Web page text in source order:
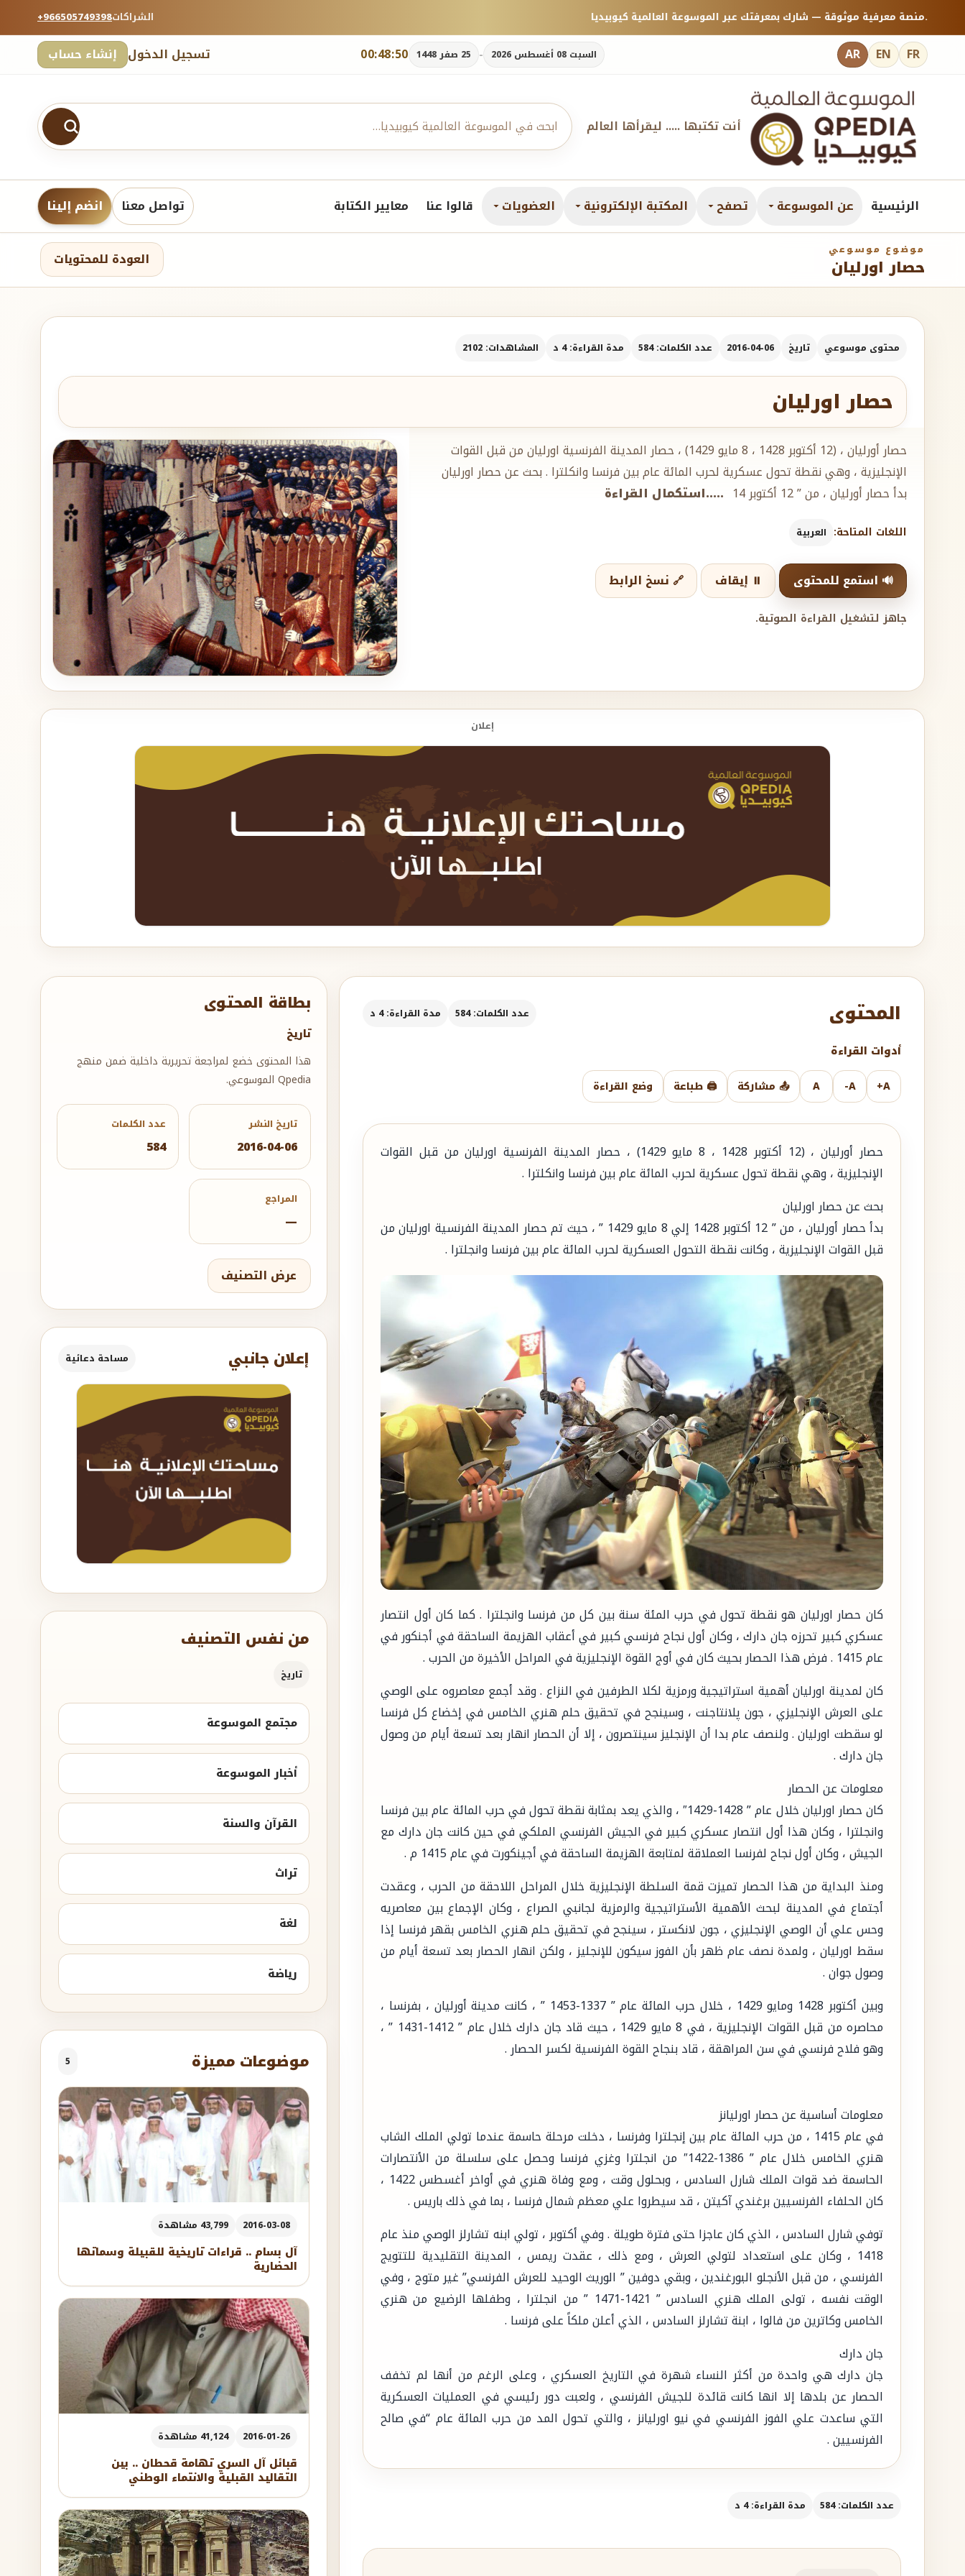
+966505749398الشراكات منصة معرفية موثوقة — شارك بمعرفتك عبر الموسوعة العالمية كيوبيديا.
تسجيل الدخول إنشاء حساب 00:48:51 السبت 08 أغسطس 2026 - 25 صفر 1448 AR EN FR
أنت تكتبها ..... ليقرأها العالم
الرئيسية عن الموسوعة تصفح المكتبة الإلكترونية العضويات قالوا عنا معايير الكتابة تواصل معنا انضم إلينا
موضوع موسوعي
حصار اورليان العودة للمحتويات
محتوى موسوعي تاريخ 2016-04-06 عدد الكلمات: 584 مدة القراءة: 4 د المشاهدات: 2102
حصار اورليان
حصار أورليان ، (12 أكتوبر 1428 ، 8 مايو 1429) ، حصار المدينة الفرنسية اورليان من قبل القوات
الإنجليزية ، وهي نقطة تحول عسكرية لحرب المائة عام بين فرنسا وانكلترا . بحث عن حصار اورليان
بدأ حصار أورليان ، من ” 12 أكتوبر 14
.....استكمال القراءة
اللغات المتاحة: العربية
🔊 استمع للمحتوى ⏸️ إيقاف 🔗 نسخ الرابط
جاهز لتشغيل القراءة الصوتية.
إعلان
بطاقة المحتوى
تاريخ
هذا المحتوى خضع لمراجعة تحريرية داخلية ضمن منهج
Qpedia الموسوعي.
تاريخ النشر
2016-04-06
عدد الكلمات
584
المراجع
—
عرض التصنيف
إعلان جانبي مساحة دعائية
من نفس التصنيف
تاريخ
مجتمع الموسوعة
أخبار الموسوعة
القرآن والسنة
تراث
لغة
رياضة
موضوعات مميزة 5
2016-03-08 43,799 مشاهدة
آل بسام .. قراءات تاريخية للقبيلة وسماتها
الحضارية
2016-01-26 41,124 مشاهدة
قبائل آل السري تهامة قحطان .. بين
التقاليد القبلية والانتماء الوطني
المحتوى عدد الكلمات: 584 مدة القراءة: 4 د
أدوات القراءة
A+
A-
A 📤 مشاركة 🖨️ طباعة وضع القراءة
حصار أورليان ، (12 أكتوبر 1428 ، 8 مايو 1429) ، حصار المدينة الفرنسية اورليان من قبل القوات
الإنجليزية ، وهي نقطة تحول عسكرية لحرب المائة عام بين فرنسا وانكلترا .
بحث عن حصار اورليان
بدأ حصار أورليان ، من ” 12 أكتوبر 1428 إلي 8 مايو 1429 ” ، حيث تم حصار المدينة الفرنسية اورليان من
قبل القوات الإنجليزية ، وكانت نقطة التحول العسكرية لحرب المائة عام بين فرنسا وانجلترا .
كان حصار اورليان هو نقطة تحول في حرب المئة سنة بين كل من فرنسا وانجلترا . كما كان أول انتصار
عسكري كبير تحرزه جان دارك ، وكان أول نجاح فرنسي كبير في أعقاب الهزيمة الساحقة في أجنكور في
عام 1415 . فرض هذا الحصار بحيث كان في أوج القوة الإنجليزية في المراحل الأخيرة من الحرب .
كان لمدينة اورليان أهمية استراتيجية ورمزية لكلا الطرفين في النزاع . وقد أجمع معاصروه على الوصي
على العرش الإنجليزي ، جون پلانتاجنت ، وسينجح في تحقيق حلم هنري الخامس في إخضاع كل فرنسا
لو سقطت اورليان . ولنصف عام بدا أن الإنجليز سينتصرون ، إلا أن الحصار انهار بعد تسعة أيام من وصول
جان دارك .
معلومات عن الحصار
كان حصار اورليان خلال عام ” 1428-1429″ ، والذي يعد بمثابة نقطة تحول في حرب المائة عام بين فرنسا
وانجلترا ، وكان هذا أول انتصار عسكري كبير في الجيش الفرنسي الملكي في حين كانت جان دارك مع
الجيش ، وكان أول نجاح لفرنسا العملاقة لمتابعة الهزيمة الساحقة في أجينكورت في عام 1415 م .
ومنذ البداية من هذا الحصار تميزت قمة السلطة الإنجليزية خلال المراحل اللاحقة من الحرب ، وعقدت
أجتماع في المدينة لبحث الأهمية الأستراتيجية والرمزية لجانبي الصراع ، وكان الإجماع بين معاصريه
وحس علي أن الوصي الإنجليزي ، جون لانكستر ، سينجح في تحقيق حلم هنري الخامس بقهر فرنسا إذا
سقط اورليان ، ولمدة نصف عام ظهر بأن الفوز سيكون للإنجليز ، ولكن انهار الحصار بعد تسعة أيام من
وصول جوان .
وبين أكتوبر 1428 ومايو 1429 ، خلال حرب المائة عام ” 1337-1453 ” ، كانت مدينة أورليان ، بفرنسا ،
محاصره من قبل القوات الإنجليزية ، في 8 مايو 1429 ، حيث قاد جان دارك خلال عام ” 1412-1431 ” ،
وهو فلاح فرنسي في سن المراهقة ، قاد بنجاح القوة الفرنسية لكسر الحصار .
معلومات أساسية عن حصار اورليانز
في عام 1415 ، من حرب المائة عام بين إنجلترا وفرنسا ، دخلت مرحلة حاسمة عندما تولي الملك الشاب
هنري الخامس خلال عام ” 1386-1422″ من انجلترا وغزي فرنسا وحصل على سلسلة من الأنتصارات
الحاسمة ضد قوات الملك شارل السادس ، وبحلول وقت ، ومع وفاة هنري في أواخر أغسطس 1422 ،
كان الحلفاء الفرنسيين برغندي آكيتن ، قد سيطروا علي معظم شمال فرنسا ، بما في ذلك باريس .
توفي شارل السادس ، الذي كان عاجزا حتى فترة طويلة . وفي أكتوبر ، تولي ابنه تشارلز الوصي منذ عام
1418 ، وكان على استعداد لتولي العرش ، ومع ذلك ، عقدت ريمس ، المدينة التقليدية للتتويج
الفرنسي ، من قبل الأنجلو البورغندين ، وبقي دوفين ” الوريث الوحيد للعرش الفرنسي” غير متوج ، وفي
الوقت نفسه ، تولى الملك هنري السادس ” 1421-1471 ” من انجلترا ، وطفلها الرضيع من هنري
الخامس وكاترين من فالوا ، ابنة تشارلز السادس ، الذي أعلن ملكاً على فرنسا .
جان دارك
جان دارك هي واحدة من أكثر النساء شهرة في التاريخ العسكري ، وعلى الرغم من أنها لم تخفف
الحصار عن بلدها إلا انها كانت قائدة للجيش الفرنسي ، ولعبت دور رئيسي في العمليات العسكرية
التي ساعدت علي الفوز الفرنسي في نيو اورليانز ، والتي تحول المد من حرب المائة عام “في صالح
الفرنسيين .
عدد الكلمات: 584 مدة القراءة: 4 د